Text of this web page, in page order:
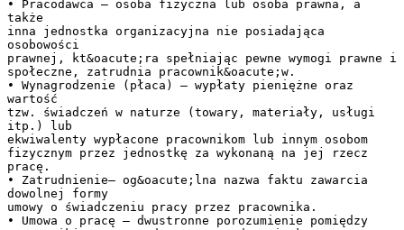
• Pracodawca – osoba fizyczna lub osoba prawna, a
także
inna jednostka organizacyjna nie posiadająca
osobowości
prawnej, kt&oacute;ra spełniając pewne wymogi prawne i
społeczne, zatrudnia pracownik&oacute;w.
• Wynagrodzenie (płaca) – wypłaty pieniężne oraz
wartość
tzw. świadczeń w naturze (towary, materiały, usługi
itp.) lub
ekwiwalenty wypłacone pracownikom lub innym osobom
fizycznym przez jednostkę za wykonaną na jej rzecz
pracę.
• Zatrudnienie– og&oacute;lna nazwa faktu zawarcia
dowolnej formy
umowy o świadczeniu pracy przez pracownika.
• Umowa o pracę – dwustronne porozumienie pomiędzy